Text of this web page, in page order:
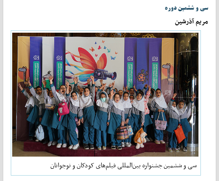
سی و ششمین دوره
مریم آذرشین
سی و ششمین جشنواره بین‌المللی فیلم‌های کودکان و نوجوانان